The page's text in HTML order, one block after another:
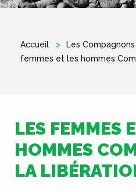
Accueil Les
femmes et les hommes
LES FEMMES
HOMMES
LA